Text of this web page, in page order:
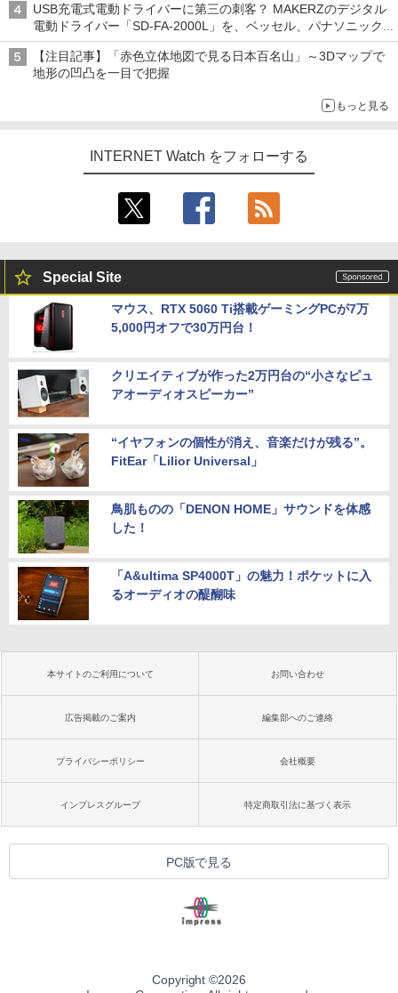
USB充電式電動ドライバーに第三の刺客？ MAKERZのデジタル
電動ドライバー「SD-FA-2000L」を、ベッセル、パナソニック
と比較してみた記事に注目が集まる【アクセスランキング】
【注目記事】「赤色立体地図で見る日本百名山」～3Dマップで
地形の凹凸を一目で把握
もっと見る
INTERNET Watch をフォローする
Special Site
マウス、RTX 5060 Ti搭載ゲーミングPCが7万
5,000円オフで30万円台！
クリエイティブが作った2万円台の“小さなピュ
アオーディオスピーカー”
“イヤフォンの個性が消え、音楽だけが残る”。
FitEar「Lilior Universal」
鳥肌ものの「DENON HOME」サウンドを体感
した！
「A&ultima SP4000T」の魅力！ポケットに入
るオーディオの醍醐味
本サイトのご利用について お問い合わせ
広告掲載のご案内 編集部へのご連絡
プライバシーポリシー 会社概要
インプレスグループ 特定商取引法に基づく表示
PC版で見る
Copyright ©2026